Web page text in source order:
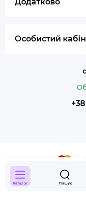
Каталог Пошук
Особистий